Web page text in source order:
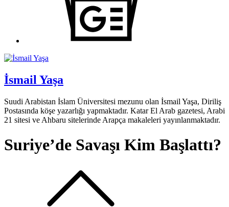
İsmail Yaşa
Suudi Arabistan İslam Üniversitesi mezunu olan İsmail Yaşa, Diriliş
Postasında köşe yazarlığı yapmaktadır. Katar El Arab gazetesi, Arabi
21 sitesi ve Ahbaru sitelerinde Arapça makaleleri yayınlanmaktadır.
Suriye’de Savaşı Kim Başlattı?